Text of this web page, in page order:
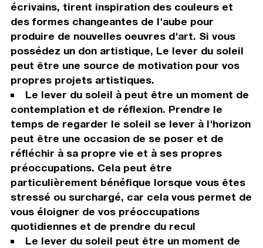
écrivains, tirent inspiration des couleurs et
des formes changeantes de l'aube pour
produire de nouvelles oeuvres d'art. Si vous
possédez un don artistique, Le lever du soleil
peut être une source de motivation pour vos
propres projets artistiques.
Le lever du soleil à peut être un moment de
contemplation et de réflexion. Prendre le
temps de regarder le soleil se lever à l'horizon
peut être une occasion de se poser et de
réfléchir à sa propre vie et à ses propres
préoccupations. Cela peut être
particulièrement bénéfique lorsque vous êtes
stressé ou surchargé, car cela vous permet de
vous éloigner de vos préoccupations
quotidiennes et de prendre du recul
Le lever du soleil peut être un moment de